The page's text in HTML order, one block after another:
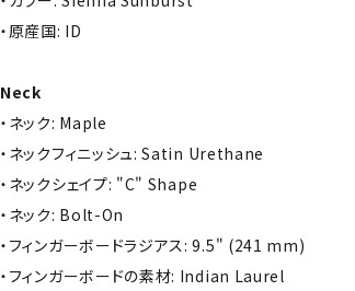
・原産国: ID
Neck
・ネック: Maple
・ネックフィニッシュ: Satin Urethane
・ネックシェイプ: "C" Shape
・ネック: Bolt-On
・フィンガーボードラジアス: 9.5" (241 mm)
・フィンガーボードの素材: Indian Laurel